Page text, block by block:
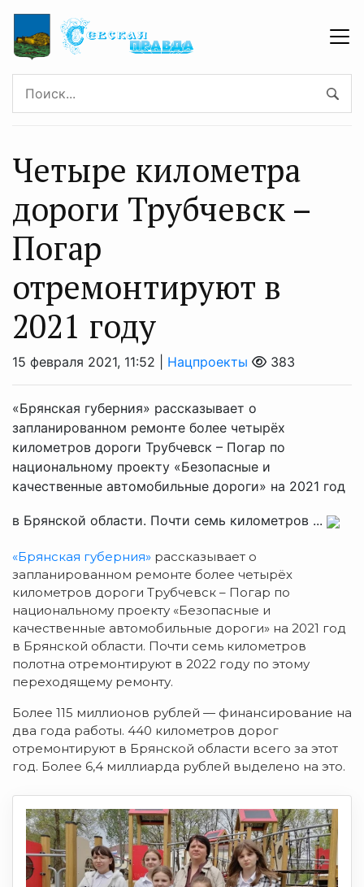
Четыре километра
дороги Трубчевск –
Погар
отремонтируют в
2021 году
15 февраля 2021, 11:52 | Нацпроекты 383
«Брянская губерния» рассказывает о
запланированном ремонте более четырёх
километров дороги Трубчевск – Погар по
национальному проекту «Безопасные и
качественные автомобильные дороги» на 2021 год
в Брянской области. Почти семь километров ...
«Брянская губерния» рассказывает о
запланированном ремонте более четырёх
километров дороги Трубчевск – Погар по
национальному проекту «Безопасные и
качественные автомобильные дороги» на 2021 год
в Брянской области. Почти семь километров
полотна отремонтируют в 2022 году по этому
переходящему ремонту.
Более 115 миллионов рублей — финансирование на
два года работы. 440 километров дорог
отремонтируют в Брянской области всего за этот
год. Более 6,4 миллиарда рублей выделено на это.